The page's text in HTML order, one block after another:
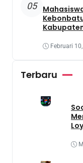
05
Februari
Terbaru